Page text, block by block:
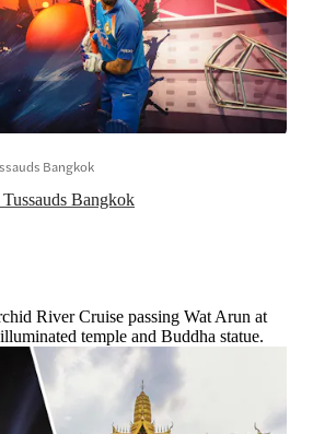
Bangkok
Bangkok
River Cruise passing Wat Arun at
temple and Buddha statue.